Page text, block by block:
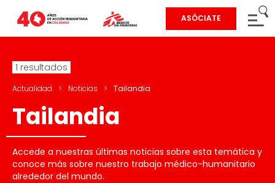
ASÓCIATE
1 resultados
Actualidad > Noticias > Tailandia
Tailandia
Accede a nuestras últimas noticias sobre esta temática y
conoce más sobre nuestro trabajo médico-humanitario
alrededor del mundo.